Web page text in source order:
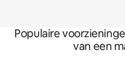
Populaire
van een